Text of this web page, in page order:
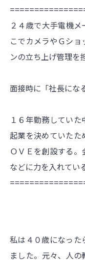
２４歳で大手電機
こでカメラやＧシ
ンの立ち上げ管理を
面接時に「社長にな
１６年勤務してい
起業を決めていたた
ＯＶＥを創設する
などに力を入れてい
私は４０歳になった
ました。元々、人